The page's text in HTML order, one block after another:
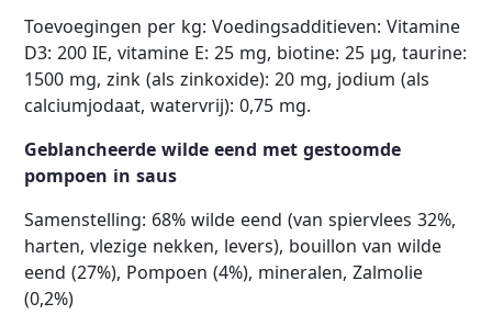
Toevoegingen per kg: Voedingsadditieven: Vitamine
D3: 200 IE, vitamine E: 25 mg, biotine: 25 µg, taurine:
1500 mg, zink (als zinkoxide): 20 mg, jodium (als
calciumjodaat, watervrij): 0,75 mg.
Geblancheerde wilde eend met gestoomde
pompoen in saus
Samenstelling: 68% wilde eend (van spiervlees 32%,
harten, vlezige nekken, levers), bouillon van wilde
eend (27%), Pompoen (4%), mineralen, Zalmolie
(0,2%)